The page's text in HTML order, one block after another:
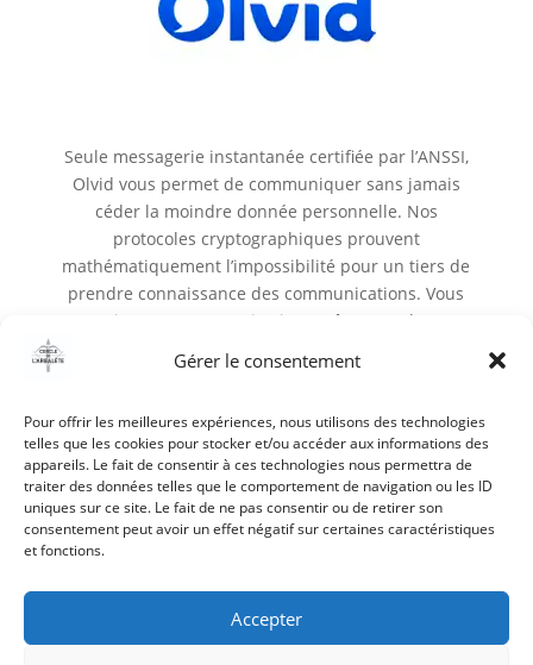
Gérer le consentement
Pour offrir les meilleures expériences, nous utilisons des technologies
telles que les cookies pour stocker et/ou accéder aux informations des
appareils. Le fait de consentir à ces technologies nous permettra de
traiter des données telles que le comportement de navigation ou les ID
uniques sur ce site. Le fait de ne pas consentir ou de retirer son
consentement peut avoir un effet négatif sur certaines caractéristiques
et fonctions.
Accepter
Seule messagerie instantanée certifiée par l’ANSSI,
Olvid vous permet de communiquer sans jamais
céder la moindre donnée personnelle. Nos
protocoles cryptographiques prouvent
mathématiquement l’impossibilité pour un tiers de
prendre connaissance des communications. Vous
poursuivez vos communications même pendant une
crise informatique. Vous injectez tout type de
contenu via des BOT. Vous vous affranchissez des
https://olvid.io